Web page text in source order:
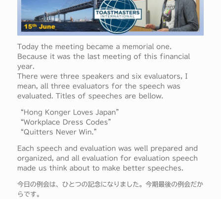
Today the meeting became a memorial one.
Because it was the last meeting of this financial
year.
There were three speakers and six evaluators, I
mean, all three evaluators for the speech was
evaluated. Titles of speeches are bellow.
“Hong Konger Loves Japan”
“Workplace Dress Codes”
“Quitters Never Win.”
Each speech and evaluation was well prepared and
organized, and all evaluation for evaluation speech
made us think about to make better speeches.
今日の例会は、ひとつの記念になりました。今期最後の例会だか
らです。